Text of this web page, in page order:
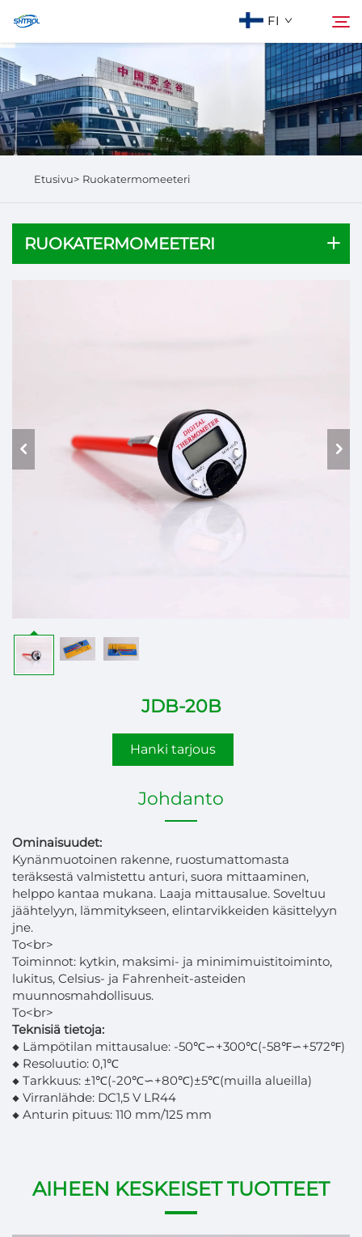
FI
Meistä
Tuotteet
Hae
Etusivu> Ruokatermomeeteri
RUOKATERMOMEETERI
JDB-20B
Hanki tarjous
Johdanto
Ominaisuudet:
Kynänmuotoinen rakenne, ruostumattomasta
teräksestä valmistettu anturi, suora mittaaminen,
helppo kantaa mukana. Laaja mittausalue. Soveltuu
jäähtelyyn, lämmitykseen, elintarvikkeiden käsittelyyn
jne.
To<br>
Toiminnot: kytkin, maksimi- ja minimimuistitoiminto,
lukitus, Celsius- ja Fahrenheit-asteiden
muunnosmahdollisuus.
To<br>
Teknisiä tietoja:
◆ Lämpötilan mittausalue: -50℃∽+300℃(-58℉∽+572℉)
◆ Resoluutio: 0,1℃
◆ Tarkkuus: ±1℃(-20℃∽+80℃)±5℃(muilla alueilla)
◆ Virranlähde: DC1,5 V LR44
◆ Anturin pituus: 110 mm/125 mm
AIHEEN KESKEISET TUOTTEET